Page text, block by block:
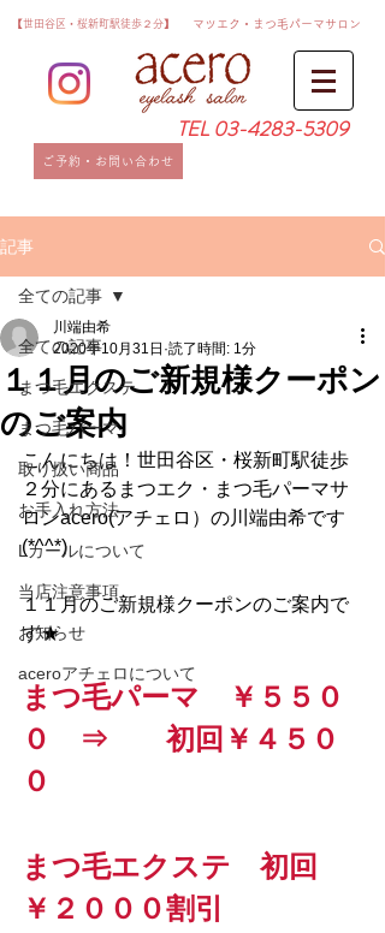
​【世田谷区・桜新町駅徒歩２分】
TEL 03-4283-5309
​マツエク・まつ毛パーマサロン
ご予約・お問い合わせ
記事
全ての記事
まつ毛エクステ
まつ毛パーマ
取り扱い商品
お手入れ方法
Lカールについて
当店注意事項
お知らせ
aceroアチェロについて
全ての記事
１１月のご新規様クーポン
のご案内
川端由希
2020年10月31日 読了時間: 1分
こんにちは！世田谷区・桜新町駅徒歩
２分にあるまつエク・まつ毛パーマサ
ロンacero(アチェロ）の川端由希です
(*^^*)
１１月のご新規様クーポンのご案内で
す★
まつ毛パーマ　￥５５０
０　⇒　　初回￥４５０
０
まつ毛エクステ　初回
￥２０００割引